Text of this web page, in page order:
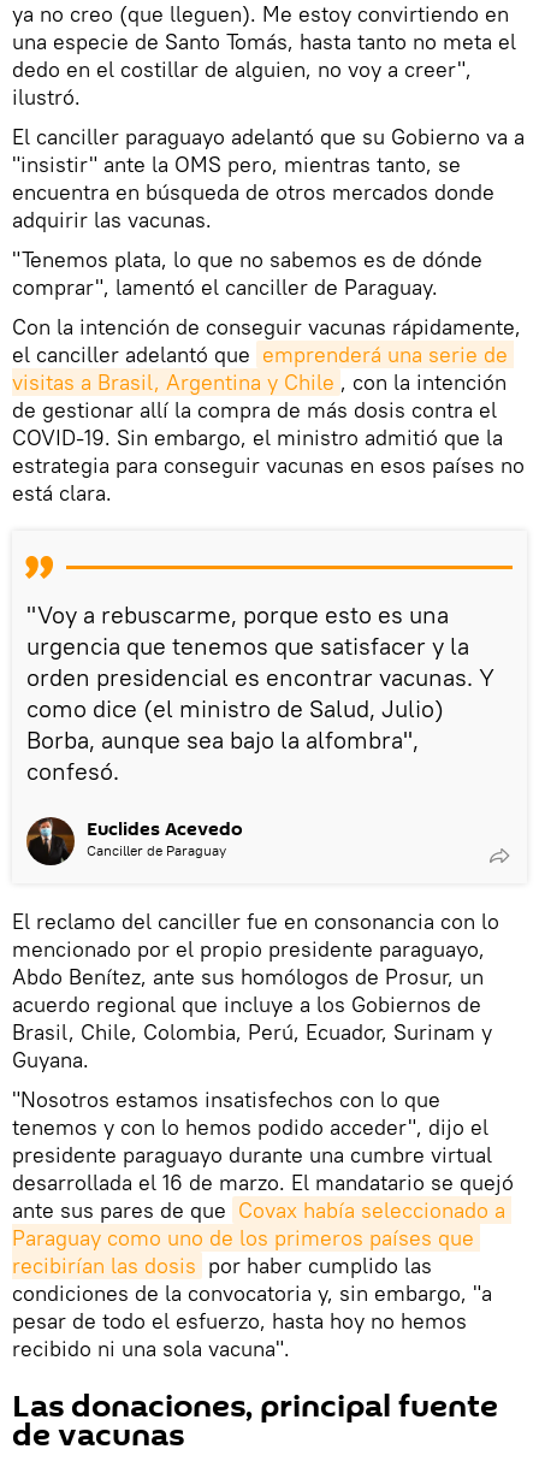
ya no creo (que lleguen). Me estoy convirtiendo en
una especie de Santo Tomás, hasta tanto no meta el
dedo en el costillar de alguien, no voy a creer",
ilustró.
El canciller paraguayo adelantó que su Gobierno va a
"insistir" ante la OMS pero, mientras tanto, se
encuentra en búsqueda de otros mercados donde
adquirir las vacunas.
"Tenemos plata, lo que no sabemos es de dónde
comprar", lamentó el canciller de Paraguay.
Con la intención de conseguir vacunas rápidamente,
el canciller adelantó que emprenderá una serie de
visitas a Brasil, Argentina y Chile , con la intención
de gestionar allí la compra de más dosis contra el
COVID-19. Sin embargo, el ministro admitió que la
estrategia para conseguir vacunas en esos países no
está clara.
"Voy a rebuscarme, porque esto es una
urgencia que tenemos que satisfacer y la
orden presidencial es encontrar vacunas. Y
como dice (el ministro de Salud, Julio)
Borba, aunque sea bajo la alfombra",
confesó.
Euclides Acevedo
Canciller de Paraguay
El reclamo del canciller fue en consonancia con lo
mencionado por el propio presidente paraguayo,
Abdo Benítez, ante sus homólogos de Prosur, un
acuerdo regional que incluye a los Gobiernos de
Brasil, Chile, Colombia, Perú, Ecuador, Surinam y
Guyana.
"Nosotros estamos insatisfechos con lo que
tenemos y con lo hemos podido acceder", dijo el
presidente paraguayo durante una cumbre virtual
desarrollada el 16 de marzo. El mandatario se quejó
ante sus pares de que Covax había seleccionado a
Paraguay como uno de los primeros países que
recibirían las dosis por haber cumplido las
condiciones de la convocatoria y, sin embargo, "a
pesar de todo el esfuerzo, hasta hoy no hemos
recibido ni una sola vacuna".
Las donaciones, principal fuente
de vacunas